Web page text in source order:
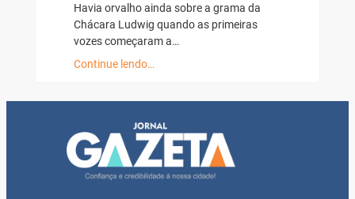
Havia orvalho ainda sobre a grama da
Chácara Ludwig quando as primeiras
vozes começaram a…
Continue lendo…